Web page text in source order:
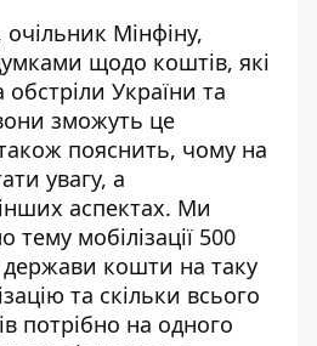
Мінфіну,
щодо коштів, які
обстріли України та
зможуть це
пояснить, чому на
увагу, а
аспектах. Ми
мобілізації 500
держави кошти на таку
та скільки всього
потрібно на одного